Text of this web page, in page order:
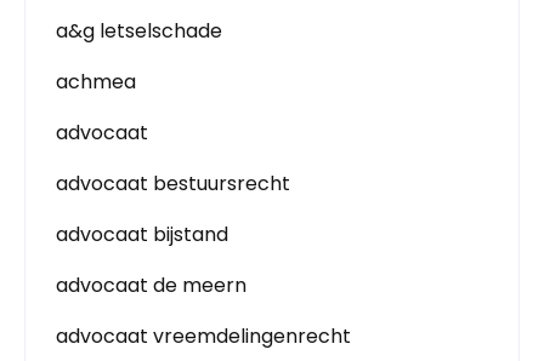
a&g letselschade
achmea
advocaat
advocaat bestuursrecht
advocaat bijstand
advocaat de meern
advocaat vreemdelingenrecht